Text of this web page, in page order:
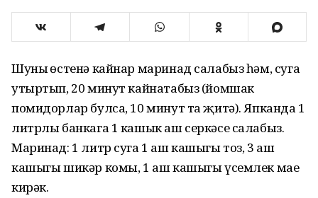
Шуның өстенә кайнар маринад салабыз һәм, суга
утыртып, 20 минут кайнатабыз (йомшак
помидорлар булса, 10 минут та җитә). Япканда 1
литрлы банкага 1 кашык аш серкәсе салабыз.
Маринад: 1 литр суга 1 аш кашыгы тоз, 3 аш
кашыгы шикәр комы, 1 аш кашыгы үсемлек мае
кирәк.